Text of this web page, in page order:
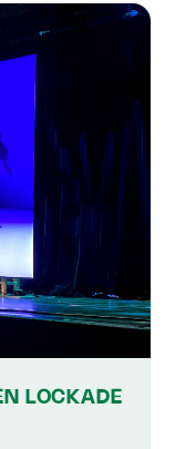
LOCKADE